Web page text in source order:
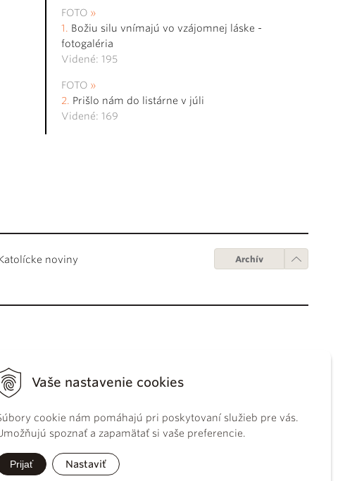
Vaše nastavenie cookies
cookie nám pomáhajú pri poskytovaní služieb pre vás.
spoznať a zapamätať si vaše preferencie.
Prijať Nastaviť
FOTO
Božiu silu vnímajú vo vzájomnej láske -
fotogaléria
Videné: 195
FOTO
Prišlo nám do listárne v júli
Videné: 169
noviny Archív
pápežov
vatikánskych úradov
koncil
KBS
práva
Katolíckej cirkvi
Digitálne vydanie
Používanie cookies